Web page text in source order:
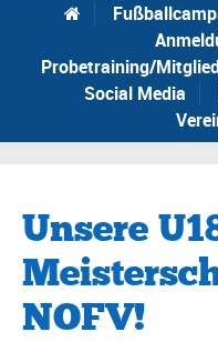
Probetraining/
Social Media
Unsere
NOFV!